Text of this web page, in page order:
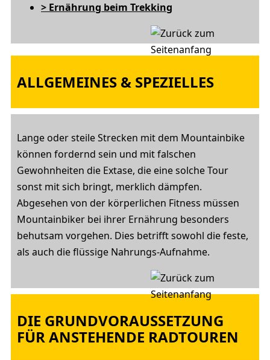
> Ernährung beim Trekking
ALLGEMEINES & SPEZIELLES
Lange oder steile Strecken mit dem Mountainbike
können fordernd sein und mit falschen
Gewohnheiten die Extase, die eine solche Tour
sonst mit sich bringt, merklich dämpfen.
Abgesehen von der körperlichen Fitness müssen
Mountainbiker bei ihrer Ernährung besonders
behutsam vorgehen. Dies betrifft sowohl die feste,
als auch die flüssige Nahrungs-Aufnahme.
DIE GRUNDVORAUSSETZUNG
FÜR ANSTEHENDE RADTOUREN